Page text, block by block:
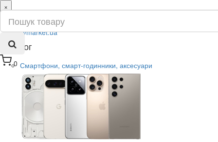
0
×
ru
ua
Каталог
Смартфони, смарт-годинники, аксесуари